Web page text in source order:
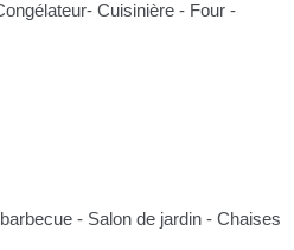
Cuisinière - Four -
- Salon de jardin - Chaises